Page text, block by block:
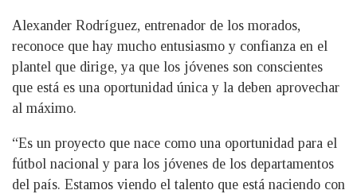
Alexander Rodríguez, entrenador de los morados,
reconoce que hay mucho entusiasmo y confianza en el
plantel que dirige, ya que los jóvenes son conscientes
que está es una oportunidad única y la deben aprovechar
al máximo.
“Es un proyecto que nace como una oportunidad para el
fútbol nacional y para los jóvenes de los departamentos
del país. Estamos viendo el talento que está naciendo con